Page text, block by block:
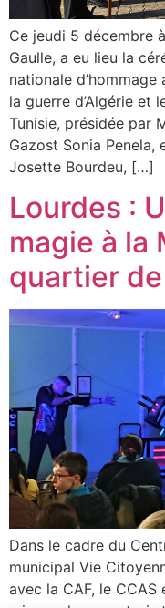
Ce jeudi 5 décembre
Gaulle, a eu lieu la
nationale
la guerre d’Algérie et
Tunisie, présidée par
Gazost Sonia Penela,
Josette Bourdeu, […]
Lourdes :
magie à la
quartier de
Dans le cadre du
municipal Vie
avec la CAF, le